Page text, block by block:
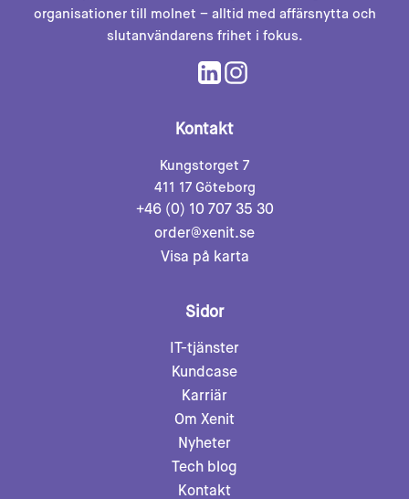
organisationer till molnet – alltid med affärsnytta och
slutanvändarens frihet i fokus.
Kontakt
Kungstorget 7
411 17 Göteborg
+46 (0) 10 707 35 30
order@xenit.se
Visa på karta
Sidor
IT-tjänster
Kundcase
Karriär
Om Xenit
Nyheter
Tech blog
Kontakt